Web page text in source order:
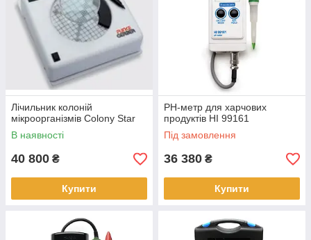
Лічильник колоній
мікроорганізмів Colony Star
В наявності
40 800 ₴
Купити
PH-метр для харчових
продуктів HI 99161
Під замовлення
36 380 ₴
Купити